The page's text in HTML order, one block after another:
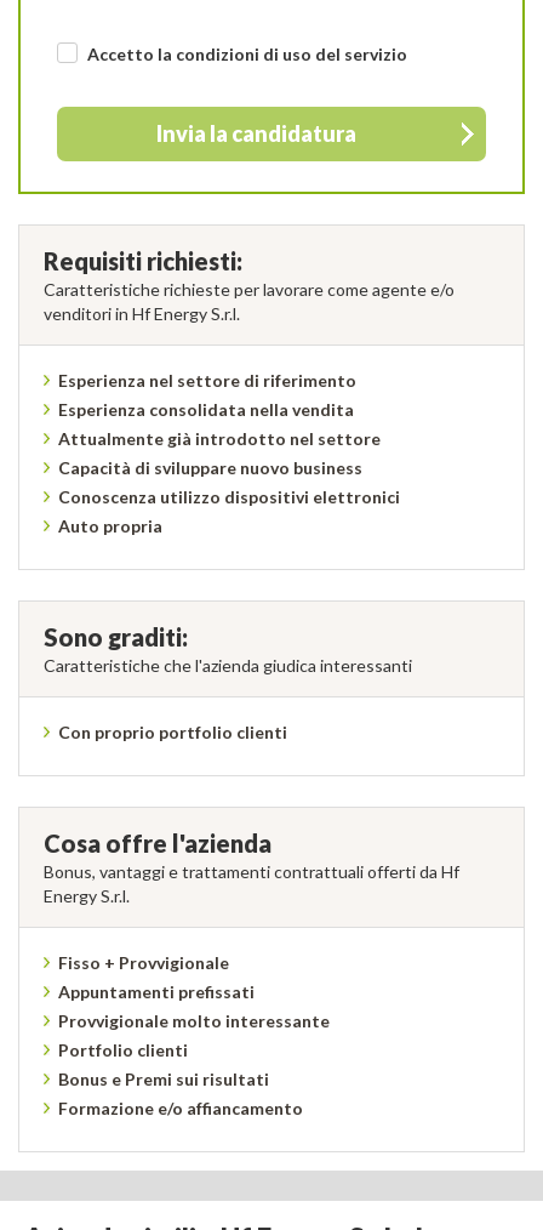
Accetto la condizioni di uso del servizio
Invia la candidatura
Requisiti richiesti:
Caratteristiche richieste per lavorare come agente e/o
venditori in Hf Energy S.r.l.
Esperienza nel settore di riferimento
Esperienza consolidata nella vendita
Attualmente già introdotto nel settore
Capacità di sviluppare nuovo business
Conoscenza utilizzo dispositivi elettronici
Auto propria
Sono graditi:
Caratteristiche che l'azienda giudica interessanti
Con proprio portfolio clienti
Cosa offre l'azienda
Bonus, vantaggi e trattamenti contrattuali offerti da Hf
Energy S.r.l.
Fisso + Provvigionale
Appuntamenti prefissati
Provvigionale molto interessante
Portfolio clienti
Bonus e Premi sui risultati
Formazione e/o affiancamento